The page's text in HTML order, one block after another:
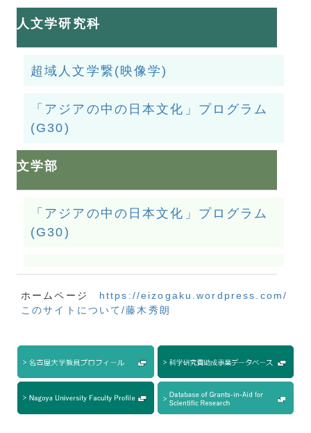
人文学研究科
超域人文学繋(映像学)
「アジアの中の日本文化」プログラム
(G30)
文学部
「アジアの中の日本文化」プログラム
(G30)
ホームページ https://eizogaku.wordpress.com/
このサイトについて/藤木秀朗